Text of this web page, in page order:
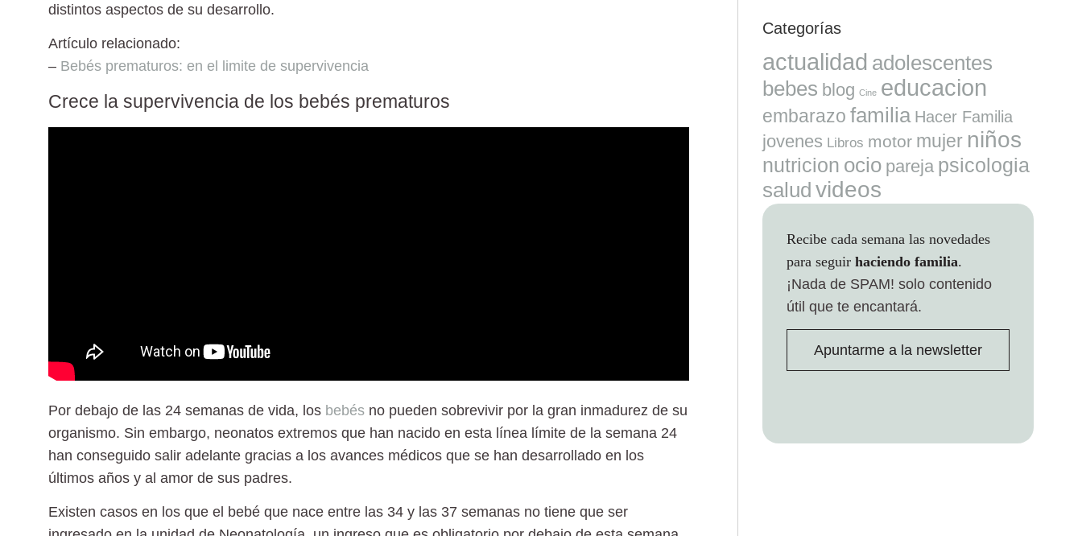
distintos aspectos de su desarrollo.
Artículo relacionado:
– Bebés prematuros: en el limite de supervivencia
Crece la supervivencia de los bebés prematuros
Por debajo de las 24 semanas de vida, los bebés no pueden sobrevivir por la gran inmadurez de su
organismo. Sin embargo, neonatos extremos que han nacido en esta línea límite de la semana 24
han conseguido salir adelante gracias a los avances médicos que se han desarrollado en los
últimos años y al amor de sus padres.
Existen casos en los que el bebé que nace entre las 34 y las 37 semanas no tiene que ser
Categorías
actualidad adolescentes
bebes blog Cine educacion
embarazo familia Hacer Familia
jovenes Libros motor mujer niños
nutricion ocio pareja psicologia
salud videos
Recibe cada semana las novedades
para seguir haciendo familia.
¡Nada de SPAM! solo contenido
útil que te encantará.
Apuntarme a la newsletter